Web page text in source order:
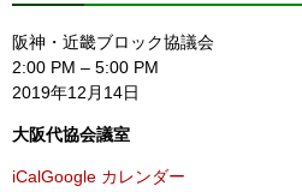
阪神・近畿ブロック協議会
2:00 PM – 5:00 PM
2019年12月14日
大阪代協会議室
iCalGoogle カレンダー